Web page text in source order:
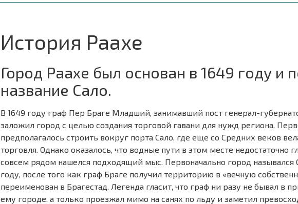
История Раахе
Город Раахе был основан в 1649 году и
название Сало.
В 1649 году граф Пер Браге Младший, занимавший пост генерал-
заложил город с целью создания торговой гавани для нужд региона.
предполагалось строить вокруг порта Сало, где еще со Средних веков
торговля. Однако оказалось, что водные пути в этом месте недостаточно
совсем рядом нашелся подходящий мыс. Первоначально город назывался
году, после того как граф Браге получил территорию в «вечную
переименован в Брагестад. Легенда гласит, что граф ни разу не бывал в
ему городе, а только проезжал мимо на санях по льду и заметил